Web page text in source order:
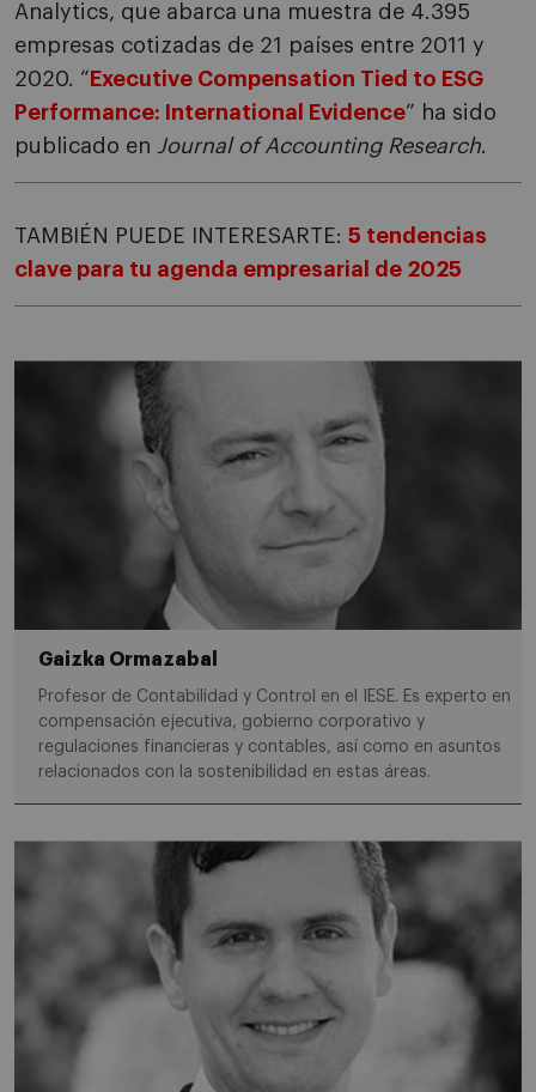
Analytics, que abarca una muestra de 4.395
empresas cotizadas de 21 países entre 2011 y
2020. “ Executive Compensation Tied to ESG
Performance: International Evidence” ha sido
publicado en Journal of Accounting Research.
TAMBIÉN PUEDE INTERESARTE: 5 tendencias
clave para tu agenda empresarial de 2025
Gaizka Ormazabal
Profesor de Contabilidad y Control en el IESE. Es experto en
compensación ejecutiva, gobierno corporativo y
regulaciones financieras y contables, así como en asuntos
relacionados con la sostenibilidad en estas áreas.